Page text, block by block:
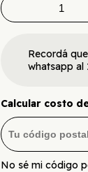
Recordá
whatsapp al
Calcular costo
No sé mi código